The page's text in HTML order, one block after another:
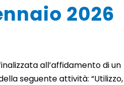
2026
all’affidamento di un
seguente attività: “Utilizzo,